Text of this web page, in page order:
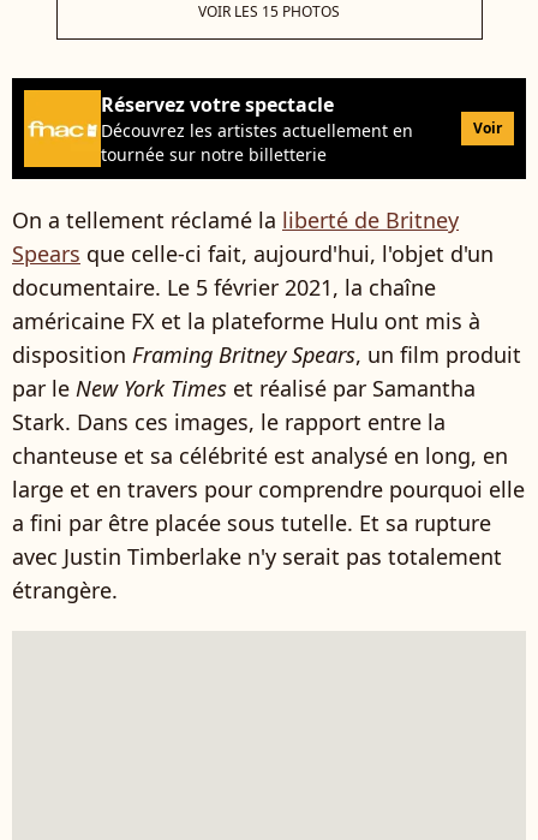
VOIR LES 15 PHOTOS
Réservez votre spectacle
Découvrez les artistes actuellement en
tournée sur notre billetterie
Voir
On a tellement réclamé la liberté de Britney
Spears que celle-ci fait, aujourd'hui, l'objet d'un
documentaire. Le 5 février 2021, la chaîne
américaine FX et la plateforme Hulu ont mis à
disposition Framing Britney Spears, un film produit
par le New York Times et réalisé par Samantha
Stark. Dans ces images, le rapport entre la
chanteuse et sa célébrité est analysé en long, en
large et en travers pour comprendre pourquoi elle
a fini par être placée sous tutelle. Et sa rupture
avec Justin Timberlake n'y serait pas totalement
étrangère.